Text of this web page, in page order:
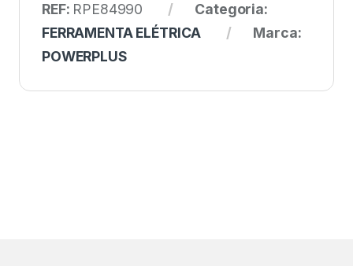
REF: RPE84990
Categoria:
FERRAMENTA ELÉTRICA
Marca:
POWERPLUS